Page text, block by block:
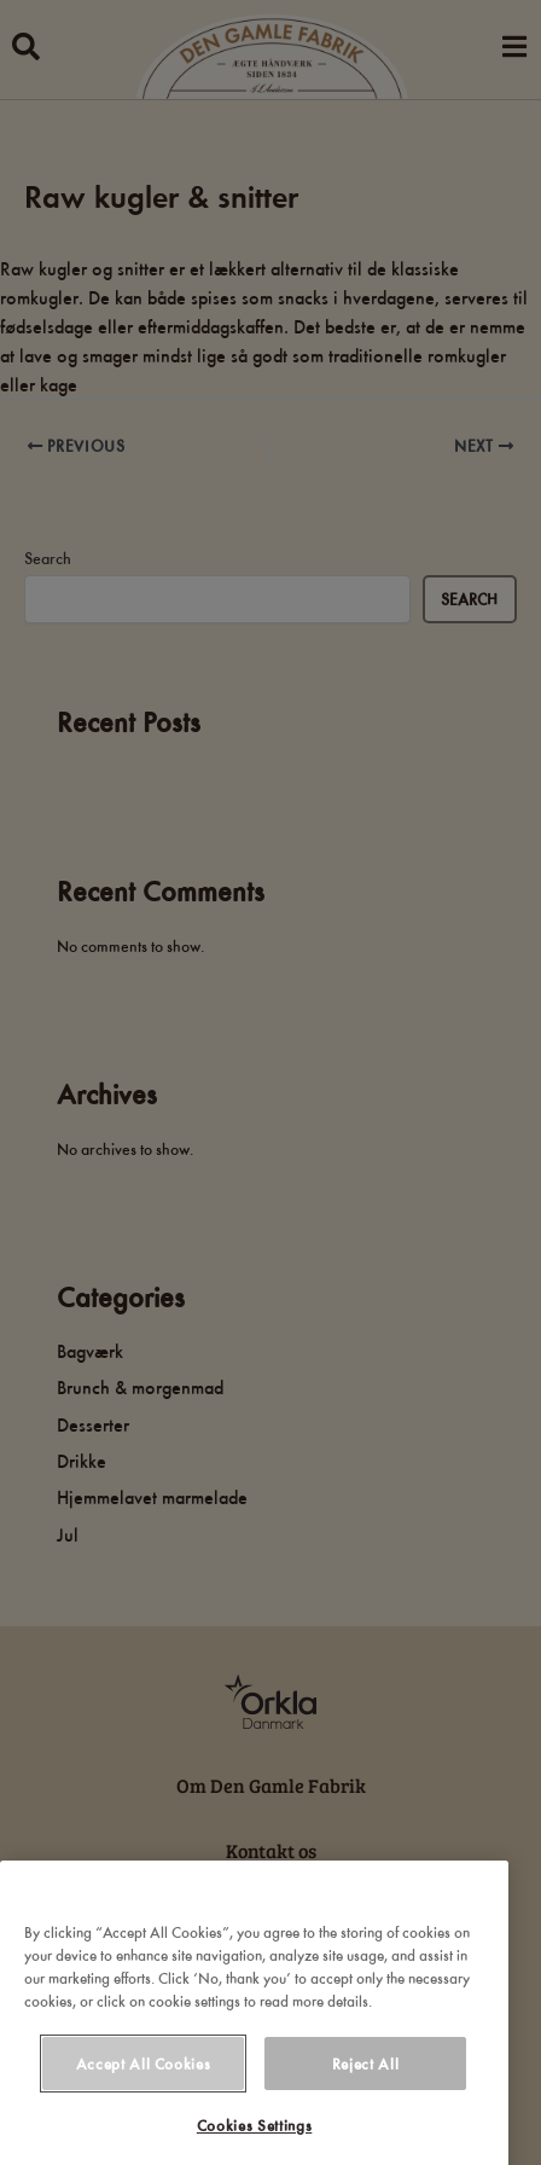
to
Raw kugler & snitter
Raw kugler og snitter er et lækkert alternativ til de klassiske
romkugler. De kan både spises som snacks i hverdagene, serveres til
fødselsdage eller eftermiddagskaffen. Det bedste er, at de er nemme
at lave og smager mindst lige så godt som traditionelle romkugler
eller kage
PREVIOUS NEXT
Search
SEARCH
Recent Posts
Recent Comments
No comments to show.
Archives
No archives to show.
Categories
Bagværk
Brunch & morgenmad
Desserter
Drikke
Hjemmelavet marmelade
Jul
Om Den Gamle Fabrik
Kontakt os
Ansvarserklæring
© 2022 Orkla. All rights reserved
By clicking “Accept All Cookies”, you agree to the storing of cookies on
your device to enhance site navigation, analyze site usage, and assist in
our marketing efforts. Click ‘No, thank you’ to accept only the necessary
cookies, or click on cookie settings to read more details.
Accept All Cookies Reject All
Cookies Settings